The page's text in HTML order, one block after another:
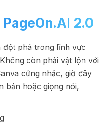
2.0
đột phá trong lĩnh vực
còn phải vật lộn với
cứng nhắc, giờ đây
bản hoặc giọng nói,